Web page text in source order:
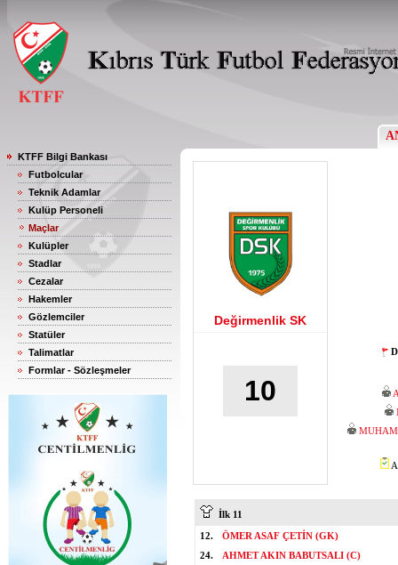
KTFF Bilgi Bankası
Futbolcular
Teknik Adamlar
Kulüp Personeli
Maçlar
Kulüpler
Stadlar
Cezalar
Hakemler
Gözlemciler
Statüler
Talimatlar
Formlar - Sözleşmeler
Değirmenlik SK
10
İlk 11
12.
ÖMER ASAF ÇETİN (GK)
24.
AHMET AKIN BABUTSALI (C)